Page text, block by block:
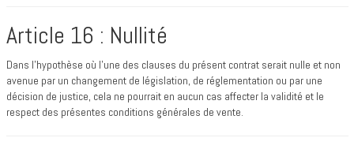
Article 16 : Nullité
Dans l'hypothèse où l'une des clauses du présent contrat serait nulle et non
avenue par un changement de législation, de réglementation ou par une
décision de justice, cela ne pourrait en aucun cas affecter la validité et le
respect des présentes conditions générales de vente.